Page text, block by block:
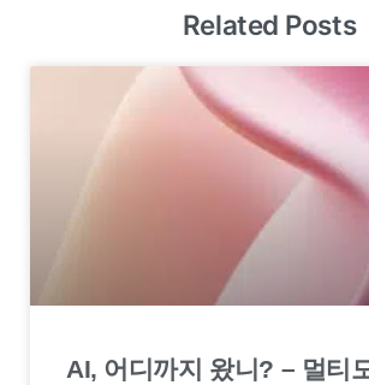
Related Posts
AI, 어디까지 왔니? – 멀티